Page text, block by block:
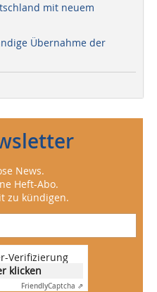
mit neuem
Übernahme der
News.
Heft-Abo.
zu kündigen.
Verifizierung
klicken
FriendlyCaptcha ⇗